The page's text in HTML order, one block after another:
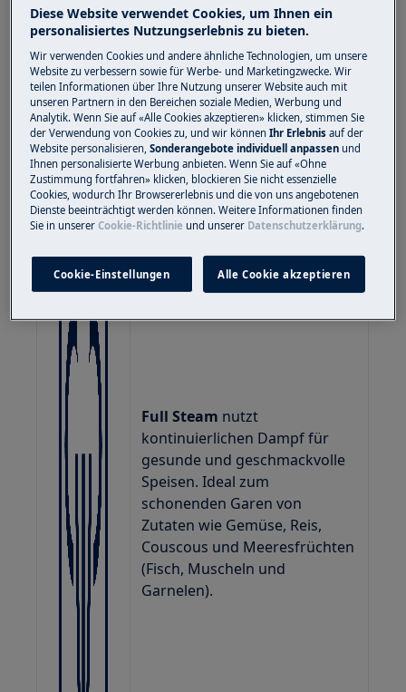
Full Steam nutzt
kontinuierlichen Dampf für
gesunde und geschmackvolle
Speisen. Ideal zum
schonenden Garen von
Zutaten wie Gemüse, Reis,
Couscous und Meeresfrüchten
(Fisch, Muscheln und
Garnelen).
Diese Website verwendet Cookies, um Ihnen ein
personalisiertes Nutzungserlebnis zu bieten.
Wir verwenden Cookies und andere ähnliche Technologien, um unsere
Website zu verbessern sowie für Werbe- und Marketingzwecke. Wir
teilen Informationen über Ihre Nutzung unserer Website auch mit
unseren Partnern in den Bereichen soziale Medien, Werbung und
Analytik. Wenn Sie auf «Alle Cookies akzeptieren» klicken, stimmen Sie
der Verwendung von Cookies zu, und wir könnenIhr Erlebnisauf der
Website personalisieren,Sonderangebote individuell anpassen und
Ihnen personalisierte Werbung anbieten. Wenn Sie auf «Ohne
Zustimmung fortfahren» klicken, blockieren Sie nicht essenzielle
Cookies, wodurch Ihr Browsererlebnis und die von uns angebotenen
Dienste beeinträchtigt werden können. Weitere Informationen finden
Sie in unsererCookie-Richtlinie und unserer Datenschutzerklärung.
Cookie-Einstellungen Alle Cookie akzeptieren